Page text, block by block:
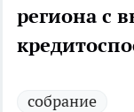
региона с
собрание